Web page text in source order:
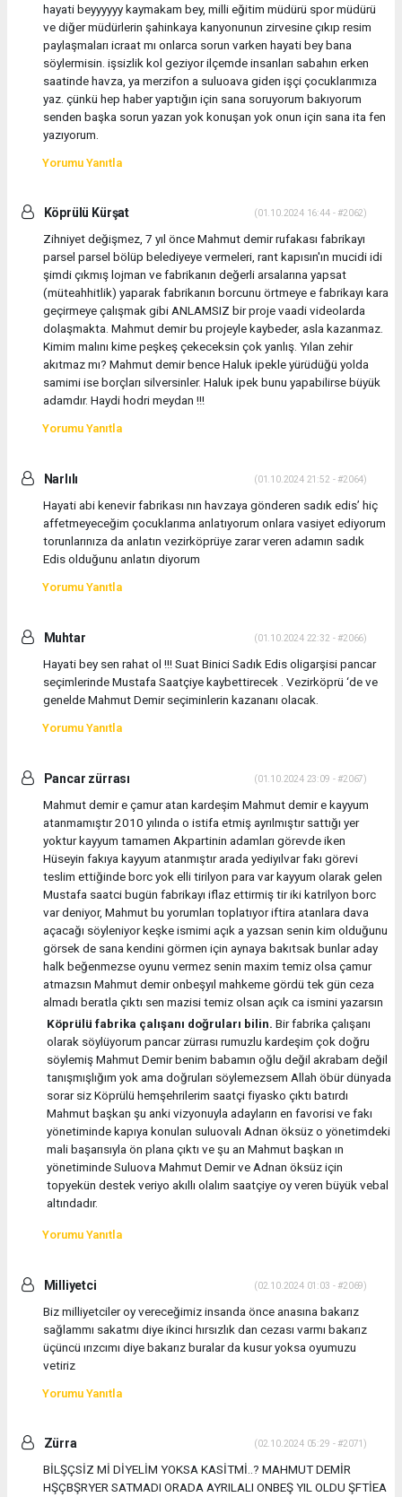
hayati beyyyyyy kaymakam bey, milli eğitim müdürü spor müdürü
ve diğer müdürlerin şahinkaya kanyonunun zirvesine çıkıp resim
paylaşmaları icraat mı onlarca sorun varken hayati bey bana
söylermisin. işsizlik kol geziyor ilçemde insanları sabahın erken
saatinde havza, ya merzifon a suluoava giden işçi çocuklarımıza
yaz. çünkü hep haber yaptığın için sana soruyorum bakıyorum
senden başka sorun yazan yok konuşan yok onun için sana ita fen
yazıyorum.
Yorumu Yanıtla
Köprülü Kürşat (01.10.2024 16:44 - #2062)
Zihniyet değişmez, 7 yıl önce Mahmut demir rufakası fabrikayı
parsel parsel bölüp belediyeye vermeleri, rant kapısın'ın mucidi idi
şimdi çıkmış lojman ve fabrikanın değerli arsalarına yapsat
(müteahhitlik) yaparak fabrikanın borcunu örtmeye e fabrikayı kara
geçirmeye çalışmak gibi ANLAMSIZ bir proje vaadi videolarda
dolaşmakta. Mahmut demir bu projeyle kaybeder, asla kazanmaz.
Kimim malını kime peşkeş çekeceksin çok yanlış. Yılan zehir
akıtmaz mı? Mahmut demir bence Haluk ipekle yürüdüğü yolda
samimi ise borçları silversinler. Haluk ipek bunu yapabilirse büyük
adamdır. Haydi hodri meydan !!!
Yorumu Yanıtla
Narlılı (01.10.2024 21:52 - #2064)
Hayati abi kenevir fabrikası nın havzaya gönderen sadık edis’ hiç
affetmeyeceğim çocuklarıma anlatıyorum onlara vasiyet ediyorum
torunlarınıza da anlatın vezirköprüye zarar veren adamın sadık
Edis olduğunu anlatın diyorum
Yorumu Yanıtla
Muhtar (01.10.2024 22:32 - #2066)
Hayati bey sen rahat ol !!! Suat Binici Sadık Edis oligarşisi pancar
seçimlerinde Mustafa Saatçiye kaybettirecek . Vezirköprü ‘de ve
genelde Mahmut Demir seçiminlerin kazananı olacak.
Yorumu Yanıtla
Pancar zürrası (01.10.2024 23:09 - #2067)
Mahmut demir e çamur atan kardeşim Mahmut demir e kayyum
atanmamıştır 2010 yılında o istifa etmiş ayrılmıştır sattığı yer
yoktur kayyum tamamen Akpartinin adamları görevde iken
Hüseyin fakıya kayyum atanmıştır arada yediyılvar fakı görevi
teslim ettiğinde borc yok elli tirilyon para var kayyum olarak gelen
Mustafa saatci bugün fabrikayı iflaz ettirmiş tir iki katrilyon borc
var deniyor, Mahmut bu yorumları toplatıyor iftira atanlara dava
açacağı söyleniyor keşke ismimi açık a yazsan senin kim olduğunu
görsek de sana kendini görmen için aynaya bakıtsak bunlar aday
halk beğenmezse oyunu vermez senin maxim temiz olsa çamur
atmazsın Mahmut demir onbeşyıl mahkeme gördü tek gün ceza
almadı beratla çıktı sen mazisi temiz olsan açık ca ismini yazarsın
Köprülü fabrika çalışanı doğruları bilin. Bir fabrika çalışanı
olarak söylüyorum pancar zürrası rumuzlu kardeşim çok doğru
söylemiş Mahmut Demir benim babamın oğlu değil akrabam değil
tanışmışlığım yok ama doğruları söylemezsem Allah öbür dünyada
sorar siz Köprülü hemşehrilerim saatçi fiyasko çıktı batırdı
Mahmut başkan şu anki vizyonuyla adayların en favorisi ve fakı
yönetiminde kapıya konulan suluovalı Adnan öksüz o yönetimdeki
mali başarısıyla ön plana çıktı ve şu an Mahmut başkan ın
yönetiminde Suluova Mahmut Demir ve Adnan öksüz için
topyekün destek veriyo akıllı olalım saatçiye oy veren büyük vebal
altındadır.
Yorumu Yanıtla
Milliyetci (02.10.2024 01:03 - #2069)
Biz milliyetciler oy vereceğimiz insanda önce anasına bakarız
sağlammı sakatmı diye ikinci hırsızlık dan cezası varmı bakarız
üçüncü ırızcımı diye bakarız buralar da kusur yoksa oyumuzu
vetiriz
Yorumu Yanıtla
Zürra (02.10.2024 05:29 - #2071)
BİLŞÇSİZ Mİ DİYELİM YOKSA KASİTMİ..? MAHMUT DEMİR
HŞÇBŞRYER SATMADI ORADA AYRILALI ONBEŞ YIL OLDU ŞFTİEA